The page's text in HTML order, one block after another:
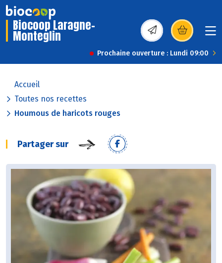
Biocoop Laragne-
Monteglin (s’ouvre dans une
Prochaine ouverture : Lundi 09:00
Accueil
Toutes nos recettes
Houmous de haricots rouges
Partager sur